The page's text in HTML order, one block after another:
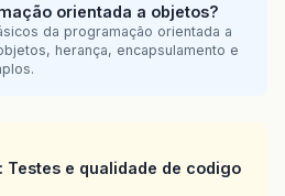
orientada a objetos?
da programação orientada a
herança, encapsulamento e
Testes e qualidade de codigo